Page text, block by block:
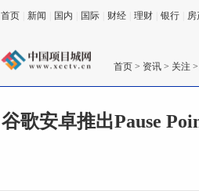
首页 新闻 国内 国际 财经 理财 银行 房
首页 > 资讯 > 关注
谷歌安卓推出Pause